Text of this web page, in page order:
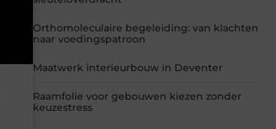
Orthomoleculaire begeleiding: van klachten
naar voedingspatroon
Maatwerk interieurbouw in Deventer
Raamfolie voor gebouwen kiezen zonder
keuzestress